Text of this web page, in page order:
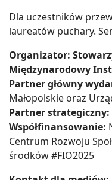
Dla uczestników
laureatów puchary.
Organizator:
Międzynarodowy
Partner główny
Małopolskie oraz
Partner strategiczny:
Współfinansowanie:
Centrum Rozwoju
środków #FIO2025